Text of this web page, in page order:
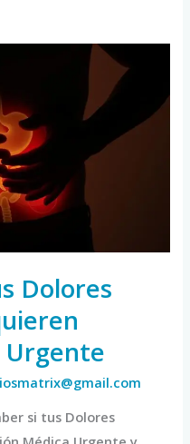
Dolores
Urgente
si tus Dolores